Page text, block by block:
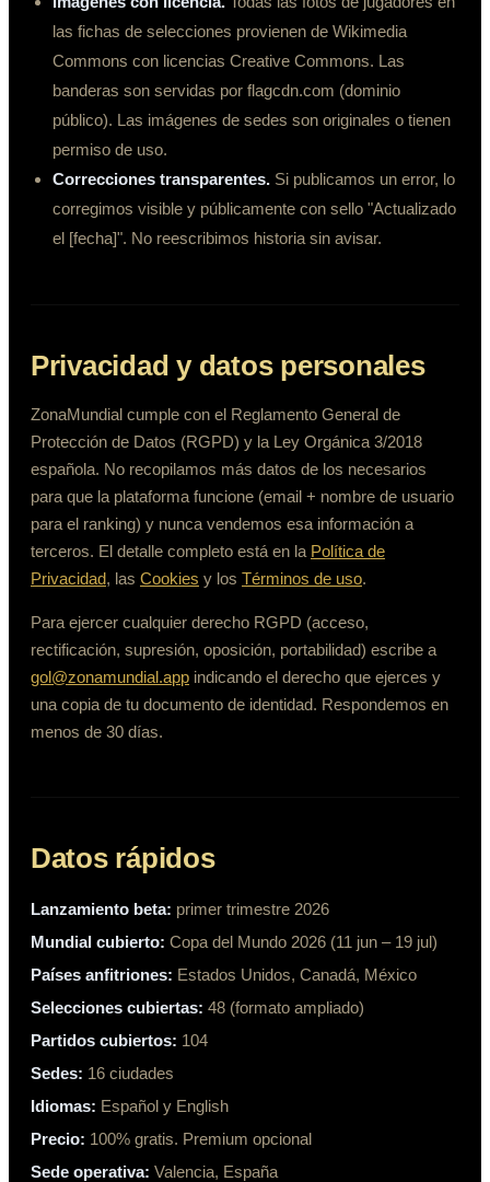
las fichas de selecciones provienen de Wikimedia
Commons con licencias Creative Commons. Las
banderas son servidas por flagcdn.com (dominio
público). Las imágenes de sedes son originales o tienen
permiso de uso.
Correcciones transparentes. Si publicamos un error, lo
corregimos visible y públicamente con sello "Actualizado
el [fecha]". No reescribimos historia sin avisar.
Privacidad y datos personales
ZonaMundial cumple con el Reglamento General de
Protección de Datos (RGPD) y la Ley Orgánica 3/2018
española. No recopilamos más datos de los necesarios
para que la plataforma funcione (email + nombre de usuario
para el ranking) y nunca vendemos esa información a
terceros. El detalle completo está en la Política de
Privacidad, las Cookies y los Términos de uso.
Para ejercer cualquier derecho RGPD (acceso,
rectificación, supresión, oposición, portabilidad) escribe a
gol@zonamundial.app indicando el derecho que ejerces y
una copia de tu documento de identidad. Respondemos en
menos de 30 días.
Datos rápidos
Lanzamiento beta: primer trimestre 2026
Mundial cubierto: Copa del Mundo 2026 (11 jun – 19 jul)
Países anfitriones: Estados Unidos, Canadá, México
Selecciones cubiertas: 48 (formato ampliado)
Partidos cubiertos: 104
Sedes: 16 ciudades
Idiomas: Español y English
Precio: 100% gratis. Premium opcional
Sede operativa: Valencia, España